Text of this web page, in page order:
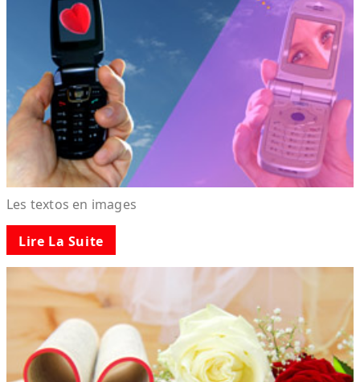
Les textos en images
Lire La Suite